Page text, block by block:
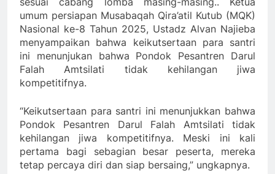
umum persiapan Musabaqah Qira’atil Kutub (MQK)
Nasional ke-8 Tahun 2025, Ustadz Alvan Najieba
menyampaikan bahwa keikutsertaan para santri
ini menunjukan bahwa Pondok Pesantren Darul
Falah Amtsilati tidak kehilangan jiwa
kompetitifnya.
“Keikutsertaan para santri ini menunjukkan bahwa
Pondok Pesantren Darul Falah Amtsilati tidak
kehilangan jiwa kompetitifnya. Meski ini kali
pertama bagi sebagian besar peserta, mereka
tetap percaya diri dan siap bersaing,” ungkapnya.